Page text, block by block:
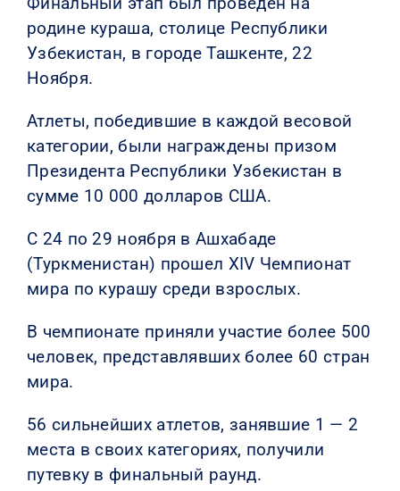
родине кураша, столице Республики
Узбекистан, в городе Ташкенте, 22
Ноября.
Атлеты, победившие в каждой весовой
категории, были награждены призом
Президента Республики Узбекистан в
сумме 10 000 долларов США.
С 24 по 29 ноября в Ашхабаде
(Туркменистан) прошел XIV Чемпионат
мира по курашу среди взрослых.
В чемпионате приняли участие более 500
человек, представлявших более 60 стран
мира.
56 сильнейших атлетов, занявшие 1 — 2
места в своих категориях, получили
путевку в финальный раунд.